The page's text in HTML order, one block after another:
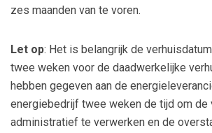
zes maanden van te voren.
Let op: Het is belangrijk de
twee weken voor de daadwerkelijke
hebben gegeven aan de
energiebedrijf twee weken de tijd om de
administratief te verwerken en de